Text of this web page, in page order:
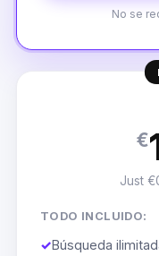
No se
€
Just
TODO INCLUIDO:
✓Búsqueda